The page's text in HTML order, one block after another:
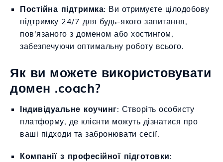
Постійна підтримка: Ви отримуєте цілодобову
підтримку 24/7 для будь-якого запитання,
пов'язаного з доменом або хостингом,
забезпечуючи оптимальну роботу всього.
Як ви можете використовувати
домен .coach?
Індивідуальне коучинг: Створіть особисту
платформу, де клієнти можуть дізнатися про
ваші підходи та забронювати сесії.
Компанії з професійної підготовки: